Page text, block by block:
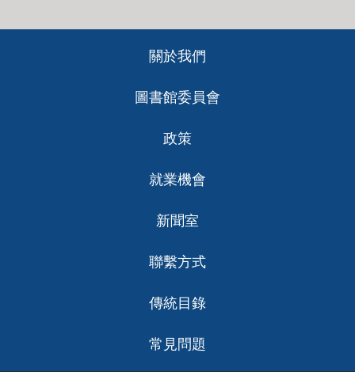
關於我們
圖書館委員會
政策
就業機會
新聞室
聯繫方式
傳統目錄
常見問題